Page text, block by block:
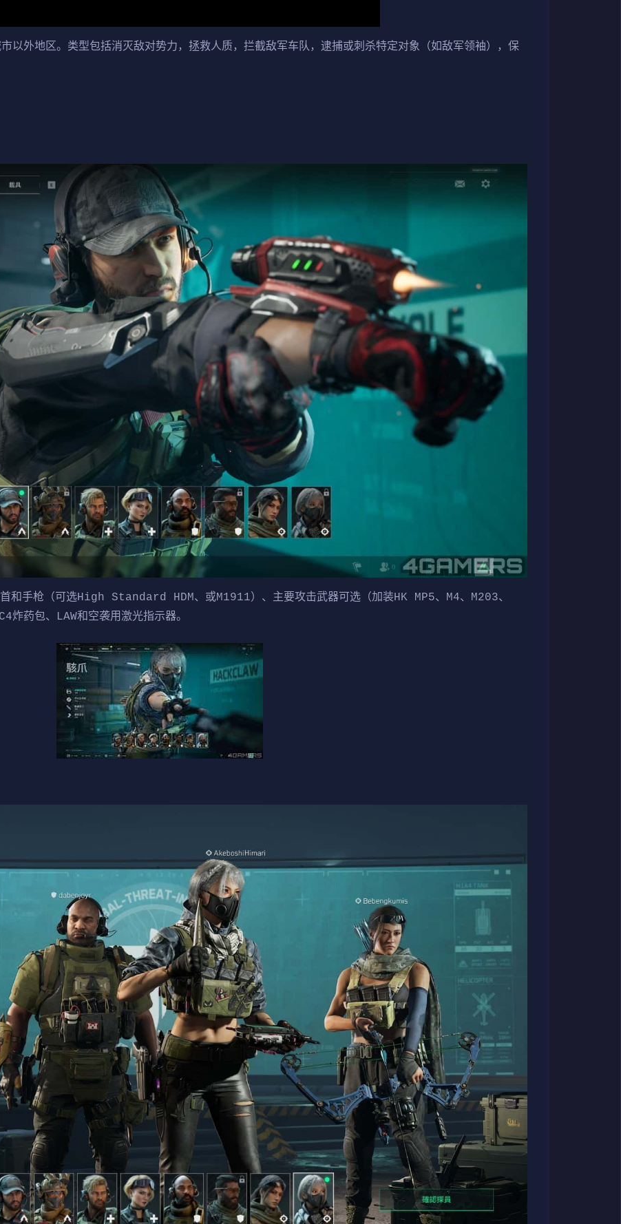
以外地区。类型包括消灭敌对势力，拯救人质，拦截敌军车队，逮捕或刺杀特定对象（如敌军领袖），保
和手枪（可选High Standard HDM、或M1911）、主要攻击武器可选（加装HK MP5、M4、M203、
炸药包、LAW和空袭用激光指示器。